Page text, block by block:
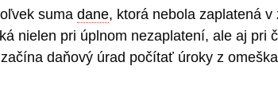
suma dane, ktorá nebola zaplatená
nielen pri úplnom nezaplatení, ale aj pri
daňový úrad počítať úroky z